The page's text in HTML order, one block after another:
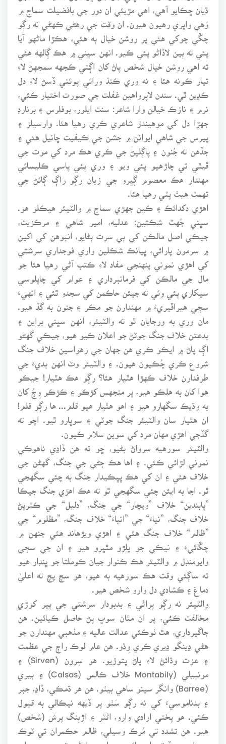
ڌيان ڇڪايو آهي، اهي مڙيئي ان دور جي بافضيلت سماج ۾
وَهي واپري رهيون هيون. ان وقت جي رهڻي ڪهڻي نه رڳو
چڱي چوکي هئي پر روشن خيال به هئي، هڪڙا ماڻهو آيا
پئي ته ٻين لاڏاڻو پئي ڪيو. انهن سڀني ۾ هڪ ڳالهه هئي
ته اهي روشن خيال شخص پاڻ کان اڳتي ڪجهه سمجهڻ لاءِ
تيار ڪونه هئا ۽ نه وري ڪنڌ ورائي پوئتي ڏسڻ لاءِ دل
ڪڍين ٿي. سندن لاپرواهين غفلت جي صورت اختيار ڪئي،
نرم ۽ نازڪ خيالن وارا شاعر: سنت ايلور، بوفلرس ۽ برنارڊ
جهڙا دل کي موهيندڙ شاعري ڪري رهيا هئا. وارسيلز ۽
پيرس جي شاهي ايوانن ۾ جشن جي ڪيفيت ڇانيل هئي ۽
جڏهن ته جُنون ۽ پاڳلپڻ جي ڪري هڪ مرد کي موت جي
ڦيٿي تي چاڙهيو پئي ويو ۽ وري ٻئي پاسي ڪليسائي
مهندار هڪ معصوم ڳڀرو جي زبان رڳو راڳ ڳائڻ جي
تهمت هيٺ پٽي رهيا هئا.
اهڙي دکدائڪ ۽ ڪين جهڙي سماج ۾ والٽيئر هيڪلو هو.
سڀني جُهٽ شڪتين: عدليه، امير شاهي ۽ مرڪزيت،
جيڪي اصل مالڪن کي بي سرت بڻايو، انبوهن کي اکين
۾ سرمون پارائي، ڀيانڪ شڪلين واري فوجداري سرشتي
کي اهڙي نموني پنهنجي مفاد لاءِ ڪتب آڻي رهيا هئا جو
مال جي مالڪن کي فرمانبرداري ۽ عوام کي چاپلوسي
سيکاري پئي وئي ته جيئن حاڪمن کي سجدو ٿئي ۽ انهيءَ
سڄي هيراڦيريءَ ۾ مهندارن جو مڪر ۽ جنون به گڏ هيو.
مان وري به ورجايان ٿو ته والٽيئر، انهن سڀني براين ۽
بدعتن خلاف جنگ جوٽڻ جو اعلان ڪيو هيو، جيڪي گهڻو
اڳ پاڻ ۾ ايڪو ڪري هن جهان جي رهواسين خلاف جنگ
شروع ڪري چُڪيون هيون. ۽ والٽيئر وٽ انهن بديءَ جي
طرفدارن خلاف ڪهڙا هٿيار هئا؟ رڳو هڪ هٿيار! جيڪو
هوا کان به هلڪو هيو، پر منجهس کڙڪو ۽ ڪڙڪو وِڄُ کان
به وڌيڪ سگهارو هيو ۽ اهو هٿيار هيو قلم... ها رڳو قلم!
ان هٿيار سان والٽيئر جنگ جوٽي ۽ سوڀارو ٿيو. اچو ته
گڏجي اهڙي مهان مرد کي سوين سلام ڪيون.
والٽيئر سورهيه سرواڻ بڻيو، ڇو ته هن ڏاڍي ٺاهوڪي
نموني لڙائي ڪئي. ۽ اها هڪ ڄڻي جي جنگ، گهڻن جي
خلاف هئي ۽ ان کي هڪ ڀڀڪيدار جنگ به چئي سگهجي
ٿو. اڃا به ايئن چئي سگهجي ٿو ته هڪ اهڙي جنگ جيڪا
”پابندين“ خلاف ”ويچار“ جي جنگ، ”دليل“ جي ڪٽرپڻ
خلاف جنگ، ”نياءَ“ جي ”انياءَ“ خلاف جنگ، ”مظلوم“ جي
”ظالم“ خلاف جنگ هئي ۽ اهڙي ويڙهاند هئي جنهن ۾
چڱائيءَ ۽ نيڪي جو پلڙو مٿڀرو هيو ۽ ان جي سڄي
وايومنڊل ۾ والٽيئر هڪ ڪنوار جيان ڪوملتا جو ڀنڊار هيو
ته ساڳئي وقت هڪ سورهيه به هيو، هو سچ پچ ته اعليٰ
دماغ ۽ ڪشادي دل وارو شخص هيو.
والٽيئر نه رڳو پراڻي ۽ بدبودار سرشتي جي پير کوڙي
مخالفت ڪئي، پر ان مٿان سوڀ پڻ حاصل ڪيائين. هن
جاگيرداري، هٿ ٺوڪئي عدالت عاليه ۽ مذهبي مهندارن جو
هڻي ڍينگو ڍيري ڪري وِڌو. هن عام لوڪ راڄ جي عظمت
۽ عزت وڌائڻ لاءِ پاڻ پتوڙيو. هو سِرون (Sirven) ۽
مونبيلي (Montabily خلاف ڪالس (Calsas) ۽ بيري
(Barree) وانگر سينو ساهي بيٺو. هن هر ڌمڪي، ڏاڍ، جبر
۽ بدناموسيءَ کي نه رڳو سَٺو پر ڏيهه نيڪالي به قبول
ڪئي. هو پختي ارادي وارو، اڻٽر ۽ اڙٻنگ پرش (شخص)
هيو. هن تشدد تي مُرڪ وسيلي، ظالم حڪمران تي ٽوڪ
وسيلي، هوڏ تي اورچائي وسيلي ۽ اياڻپ تي سچ وسيلي